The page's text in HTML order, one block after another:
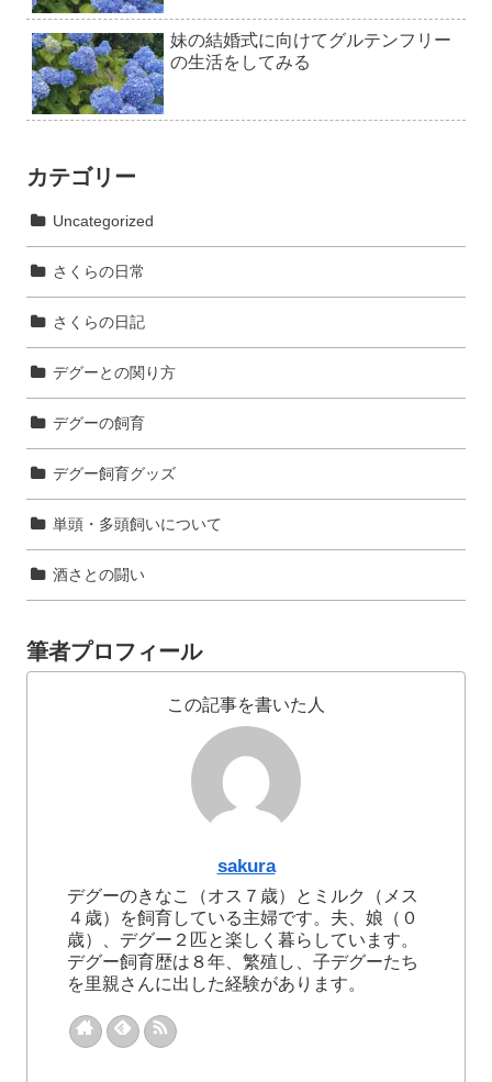
妹の結婚式に向けてグルテンフリー
の生活をしてみる
カテゴリー
Uncategorized
さくらの日常
さくらの日記
デグーとの関り方
デグーの飼育
デグー飼育グッズ
単頭・多頭飼いについて
酒さとの闘い
筆者プロフィール
この記事を書いた人
sakura
デグーのきなこ（オス７歳）とミルク（メス
４歳）を飼育している主婦です。夫、娘（０
歳）、デグー２匹と楽しく暮らしています。
デグー飼育歴は８年、繁殖し、子デグーたち
を里親さんに出した経験があります。